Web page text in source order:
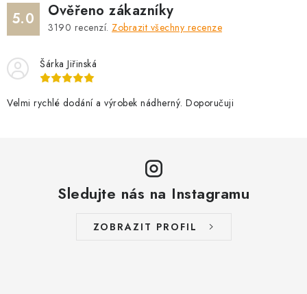
5.0 Ověřeno zákazníky
3190 recenzí. Zobrazit všechny recenze
Šárka Jiřinská
Velmi rychlé dodání a výrobek nádherný. Doporučuji
Sledujte nás na Instagramu
ZOBRAZIT PROFIL